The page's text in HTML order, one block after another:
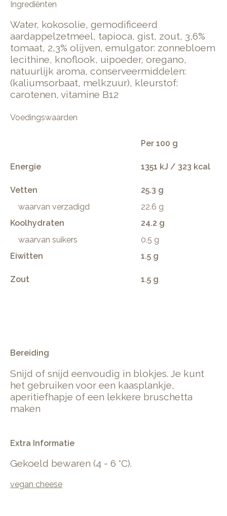
Ingrediënten
Water, kokosolie, gemodificeerd
aardappelzetmeel, tapioca, gist, zout, 3,6%
tomaat, 2,3% olijven, emulgator: zonnebloem
lecithine, knoflook, uipoeder, oregano,
natuurlijk aroma, conserveermiddelen:
(kaliumsorbaat, melkzuur), kleurstof:
carotenen, vitamine B12
Voedingswaarden
Per 100 g
Energie 1351 kJ / 323 kcal
Vetten
25.3 g
waarvan verzadigd
22.6 g
Koolhydraten
24.2 g
waarvan suikers
0.5 g
Eiwitten
1.5 g
Zout 1.5 g
Bereiding
Snijd of snijd eenvoudig in blokjes. Je kunt
het gebruiken voor een kaasplankje,
aperitiefhapje of een lekkere bruschetta
maken
Extra Informatie
Gekoeld bewaren (4 - 6 °C).
vegan cheese